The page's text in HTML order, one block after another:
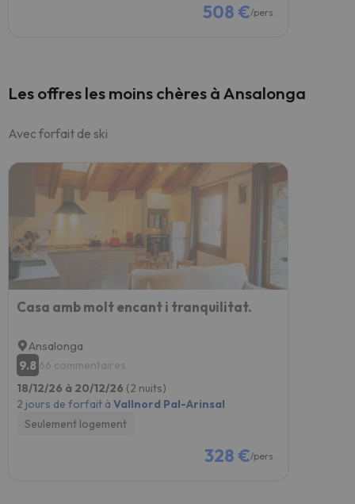
508 €/pers.
Les offres les moins chères à Ansalonga
Avec forfait de ski
Casa amb molt encant i tranquilitat.
Ansalonga
9.8 66 commentaires
18/12/26 à 20/12/26 (2 nuits)
2 jours de forfait à Vallnord Pal-Arinsal
Seulement logement
328 €/pers.